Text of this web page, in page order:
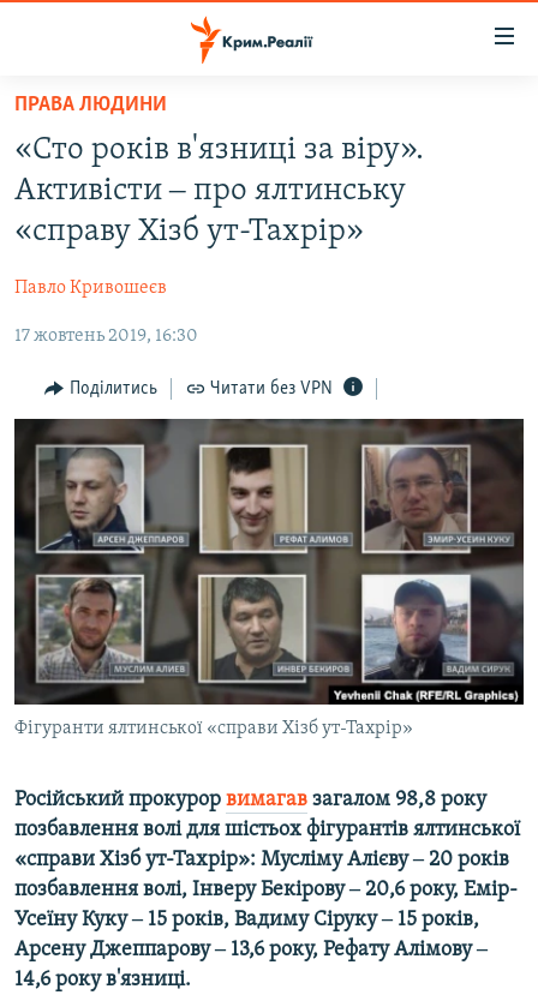
Перейти
основного
матеріалу
до
основної
навігації
Перейти
пошуку
ВОДА.КРИМ
ВІДЕО ТА ФОТО
БЛОГИ
ПОГЛЯД
ІНТЕРВ'Ю
ВСЕ ЗА ДЕНЬ
СПЕЦПРОЕКТИ
ДЕПОРТАЦІЯ
ВІДЕОУРОКИ «ELIFBE»
СВІДЧЕННЯ ОКУПАЦІЇ
УКРАЇНСЬКА ПРОБЛЕМА КРИМУ
ІНФОГРАФІКА
ЯК ОБІЙТИ БЛОКУВАННЯ
Русский
Qırımtatar
ДОЛУЧАЙСЯ!
Усі сайти RFE/RL
ПРАВА ЛЮДИНИ
«Сто років в'язниці за віру».
Активісти ‒ про ялтинську
«справу Хізб ут-Тахрір»
Павло Кривошеєв
17 жовтень 2019, 16:30
Поділитись Читати без VPN
Фігуранти ялтинської «справи Хізб ут-Тахрір»
Російський прокурор вимагав загалом 98,8 року
позбавлення волі для шістьох фігурантів ялтинської
«справи Хізб ут-Тахрір»: Мусліму Алієву ‒ 20 років
позбавлення волі, Інверу Бекірову ‒ 20,6 року, Емір-
Усеїну Куку ‒ 15 років, Вадиму Сіруку ‒ 15 років,
Арсену Джеппарову ‒ 13,6 року, Рефату Алімову ‒
14,6 року в'язниці.